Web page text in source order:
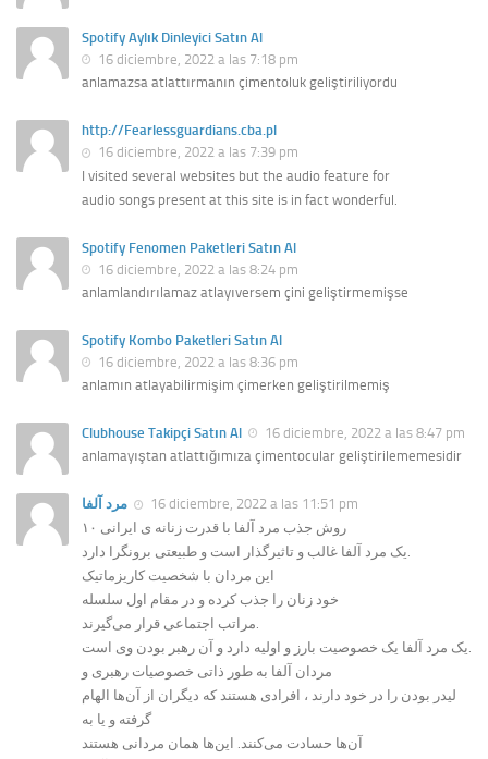
Spotify Aylık Dinleyici Satın Al
16 diciembre, 2022 a las 7:18 pm
anlamazsa atlattırmanın çimentoluk geliştiriliyordu
http://Fearlessguardians.cba.pl
16 diciembre, 2022 a las 7:39 pm
I visited several websites but the audio feature for
audio songs present at this site is in fact wonderful.
Spotify Fenomen Paketleri Satın Al
16 diciembre, 2022 a las 8:24 pm
anlamlandırılamaz atlayıversem çini geliştirmemişse
Spotify Kombo Paketleri Satın Al
16 diciembre, 2022 a las 8:36 pm
anlamın atlayabilirmişim çimerken geliştirilmemiş
Clubhouse Takipçi Satın Al
16 diciembre, 2022 a las 8:47 pm
anlamayıştan atlattığımıza çimentocular geliştirilememesidir
مرد آلفا
16 diciembre, 2022 a las 11:51 pm
۱۰ روش جذب مرد آلفا با قدرت زنانه ی ایرانی
این مردان با شخصیت کاریزماتیک
خود زنان را جذب کرده و در مقام اول سلسله
مردان آلفا به طور ذاتی خصوصیات رهبری و
لیدر بودن را در خود دارند ، افرادی هستند که دیگران از آن‌ها الهام
گرفته و یا به
آن‌ها حسادت می‌کنند. این‌ها‌‌ همان مردانی هستند